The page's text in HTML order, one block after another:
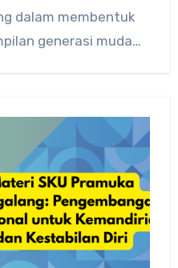
dalam membentuk
generasi muda